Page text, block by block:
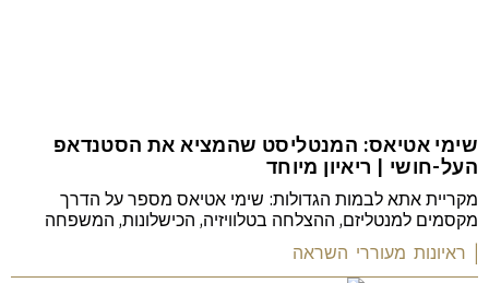
שימי אטיאס: המנטליסט שהמציא את הסטנדאפ
העל-חושי | ריאיון מיוחד
מקריית אתא לבמות הגדולות: שימי אטיאס מספר על הדרך
מקסמים למנטליזם, ההצלחה בטלוויזיה, הכישלונות, המשפחה
| ראיונות מעוררי השראה